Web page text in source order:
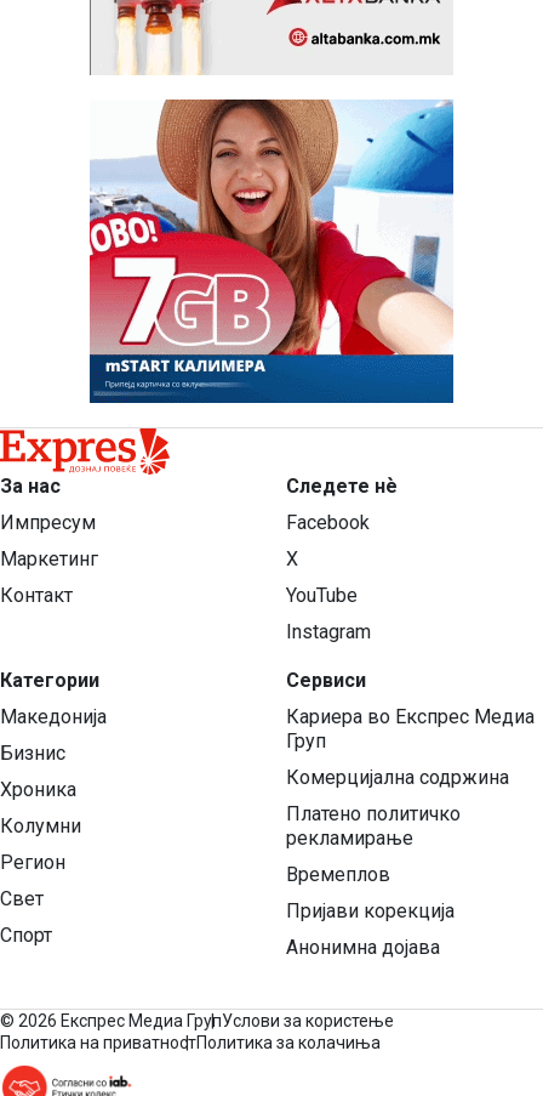
За нас
Импресум
Маркетинг
Контакт
Категории
Македонија
Бизнис
Хроника
Колумни
Регион
Свет
Спорт
Следете нѐ
Facebook
X
YouTube
Instagram
Сервиси
Кариера во Експрес Медиа
Груп
Комерцијална содржина
Платено политичко
рекламирање
Времеплов
Пријави корекција
Анонимна дојава
© 2026 Експрес Медиа ГрупУслови за користење
Политика на приватностПолитика за колачиња